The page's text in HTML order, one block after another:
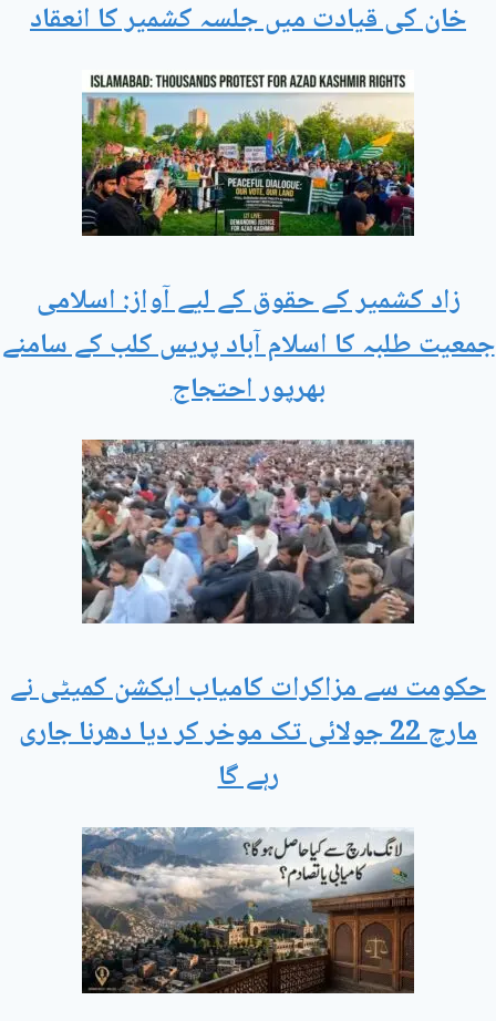
خان کی قیادت میں جلسہ کشمیر کا انعقاد
زاد کشمیر کے حقوق کے لیے آواز: اسلامی
جمعیت طلبہ کا اسلام آباد پریس کلب کے سامنے
بھرپور احتجاج
حکومت سے مزاکرات کامیاب ایکشن کمیٹی نے
مارچ 22 جولائی تک موخر کر دیا دھرنا جاری
رہے گا